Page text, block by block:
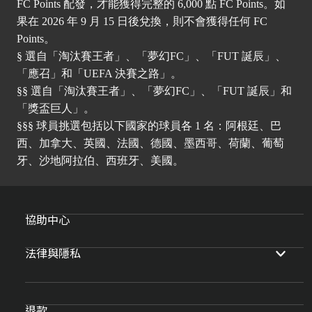
FC Points 配發，才能獲得完整的 6,000 點 FC Points。如
果在 2026 年 9 月 15 日後兌換，則不會獲得任何 FC
Points。
§ 選自「淘汰賽王者」、「夢幻FC」、「FUT 誕辰」、
「應召」和「UEFA 決賽之路」。
§§ 選自「淘汰賽王者」、「夢幻FC」、「FUT 誕辰」和
「獎盃巨人」。
§§§ 球員挑選包括以下國家的球員各 1 名：阿根廷、巴
西、加拿大、英國、法國、德國、墨西哥、荷蘭、葡萄
牙、沙地阿拉伯、西班牙、美國。
協助中心
法律與隱私